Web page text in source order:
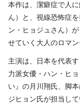
本作は、潔癖症で人
ん）と、視線恐怖症
ン・ヒョジュさん）
せていく大人のロマン
主演は、日本を代表
力派女優・ハン・ヒ
い』の月川翔氏、脚
ジヒョン氏が担当し